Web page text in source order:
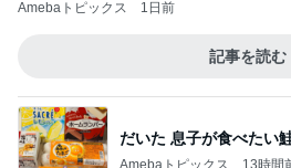
Amebaトピックス 13時間前
ジャンル人気記事ランキング
本レビュー